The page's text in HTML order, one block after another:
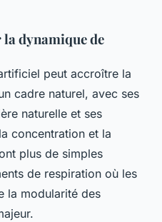
dynamique de
peut accroître la
cadre naturel, avec ses
naturelle et ses
concentration et la
plus de simples
de respiration où les
la modularité des